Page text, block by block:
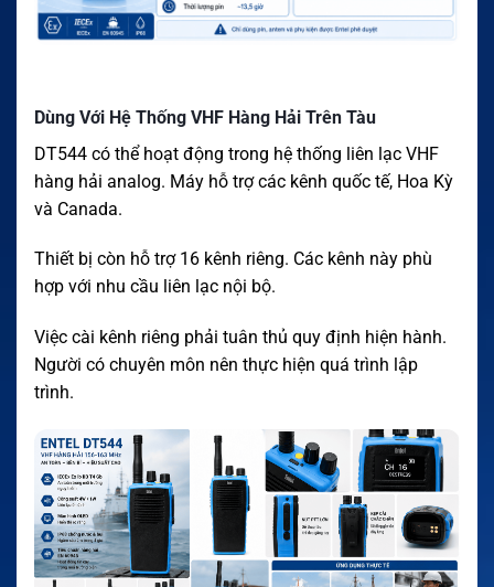
Dùng Với Hệ Thống VHF Hàng Hải Trên Tàu
DT544 có thể hoạt động trong hệ thống liên lạc VHF
hàng hải analog. Máy hỗ trợ các kênh quốc tế, Hoa Kỳ
và Canada.
Thiết bị còn hỗ trợ 16 kênh riêng. Các kênh này phù
hợp với nhu cầu liên lạc nội bộ.
Việc cài kênh riêng phải tuân thủ quy định hiện hành.
Người có chuyên môn nên thực hiện quá trình lập
trình.